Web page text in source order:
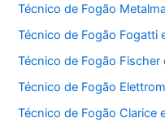
Técnico de Fogão
Técnico de Fogão Fogatti
Técnico de Fogão Fischer
Técnico de Fogão
Técnico de Fogão Clarice